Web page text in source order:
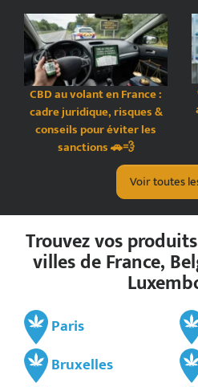
CBD au volant en France :
cadre juridique, risques &
conseils pour éviter les
sanctions 🚗💨
Voir toutes
Trouvez vos
villes de France,
Paris
Bruxelles